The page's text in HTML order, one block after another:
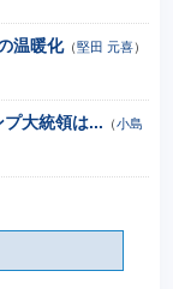
温暖化（堅田 元喜）
大統領は... （小島